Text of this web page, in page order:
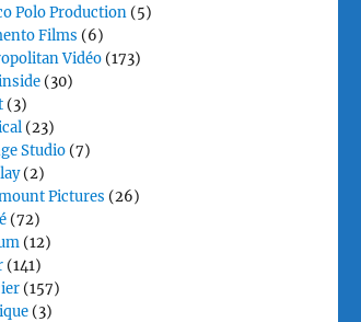
Polo Production (5)
Films (6)
Vidéo (173)
(30)
(3)
(23)
Studio (7)
(2)
Pictures (26)
(72)
(12)
(141)
(157)
(3)